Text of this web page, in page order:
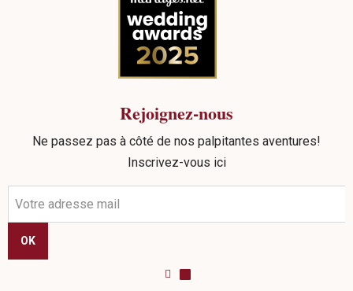
Rejoignez-nous
Ne passez pas à côté de nos palpitantes aventures!
Inscrivez-vous ici
OK